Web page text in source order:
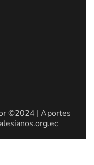
©2024 | Aportes